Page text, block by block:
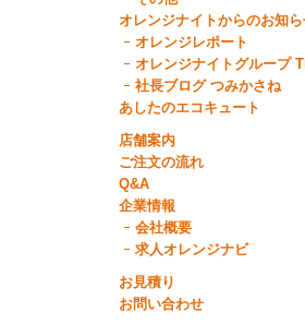
オレンジナイトからのお知ら
オレンジレポート
オレンジナイトグループ
社長ブログ つみかさね
あしたのエコキュート
店舗案内
ご注文の流れ
Q&A
企業情報
会社概要
求人オレンジナビ
お見積り
お問い合わせ